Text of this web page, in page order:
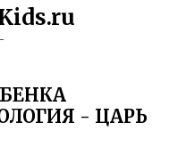
- ЦАРЬ